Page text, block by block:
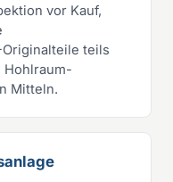
vor Kauf,
teils
Hohlraum-
Mitteln.